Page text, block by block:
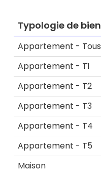
Typologie de bien
Appartement - Tous
Appartement - T1
Appartement - T2
Appartement - T3
Appartement - T4
Appartement - T5
Maison